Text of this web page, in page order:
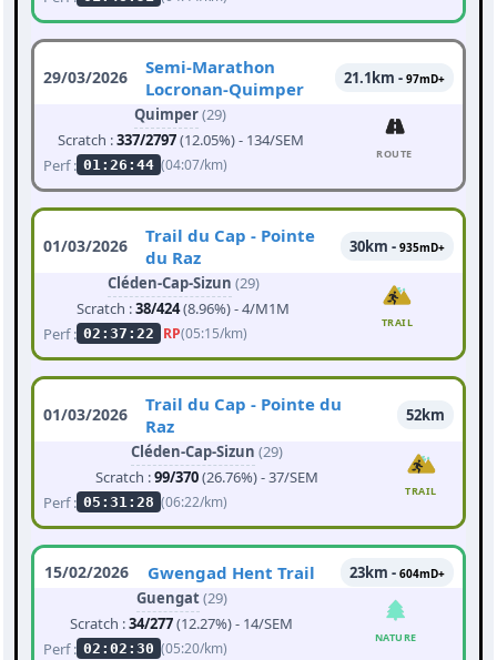
29/03/2026
Semi-Marathon
Locronan-Quimper
21.1km - 97mD+
Quimper(29)
Scratch :337/2797(12.05%) - 134/SEM
Perf : 01:26:44 (04:07/km)
ROUTE
01/03/2026
Trail du Cap - Pointe
du Raz
30km - 935mD+
Cléden-Cap-Sizun (29)
Scratch :38/424(8.96%) - 4/M1M
Perf : 02:37:22 RP(05:15/km)
TRAIL
01/03/2026
Trail du Cap - Pointe du
Raz
52km
Cléden-Cap-Sizun (29)
Scratch :99/370(26.76%) - 37/SEM
Perf : 05:31:28 (06:22/km)
TRAIL
15/02/2026 Gwengad Hent Trail 23km - 604mD+
Guengat(29)
Scratch :34/277(12.27%) - 14/SEM
Perf : 02:02:30 (05:20/km)
NATURE